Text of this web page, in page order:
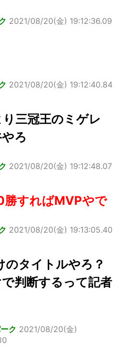
2021/08/20(金) 19:12:36.09
2021/08/20(金) 19:12:40.84
三冠王のミゲレ
ろ
2021/08/20(金) 19:12:48.07
勝すればMVPやで
2021/08/20(金) 19:13:05.40
タイトルやろ？
判断するって記者
ク 2021/08/20(金)